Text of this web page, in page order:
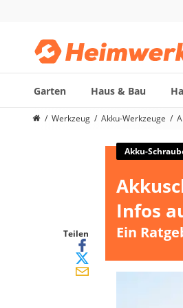
Garten Haus & Bau
Die beliebtesten Vergleiche
Feuchtigkeitsmessgerät
Endoskop-Kamera
Winkelschleifer-230-mm
Stechbeitel
Metalldetektor (Kinder)
Geigerzähler
Werkzeug Akku-Werkzeuge
Teilen
Akku-
Infos
Ein